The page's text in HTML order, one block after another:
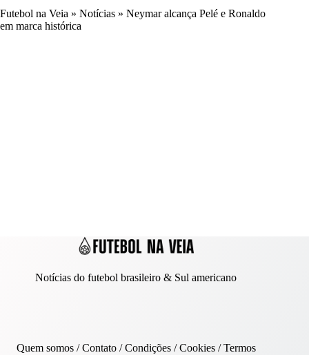
Futebol na Veia » Notícias » Neymar alcança Pelé e Ronaldo
em marca histórica
Notícias do futebol brasileiro & Sul americano
Quem somos/Contato/ Condições /Cookies/Termos